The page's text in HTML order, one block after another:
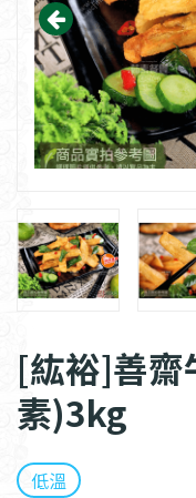
[紘裕]善齋
素)3kg
低溫